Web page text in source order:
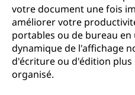
ff
votre document une fois
améliorer votre
portables ou de bureau
dynamique de l'affichage
d'écriture ou d'édition
organisé.